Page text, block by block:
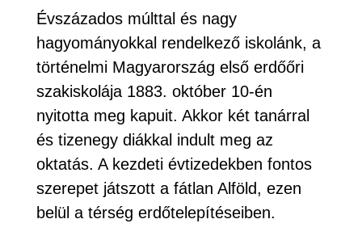
Évszázados múlttal és nagy
hagyományokkal rendelkező iskolánk, a
történelmi Magyarország első erdőőri
szakiskolája 1883. október 10-én
nyitotta meg kapuit. Akkor két tanárral
és tizenegy diákkal indult meg az
oktatás. A kezdeti évtizedekben fontos
szerepet játszott a fátlan Alföld, ezen
belül a térség erdőtelepítéseiben.